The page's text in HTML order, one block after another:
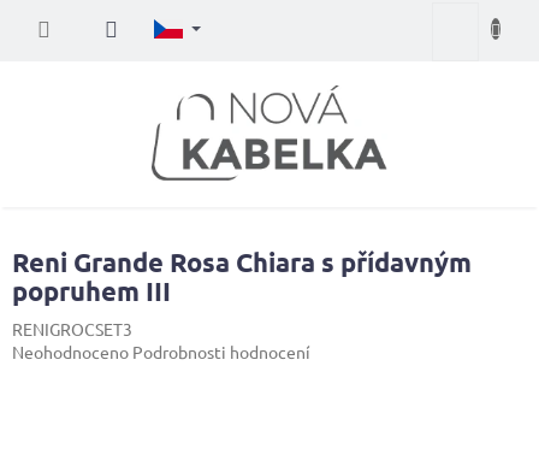
Nákupní
Reni Grande Rosa Chiara s přídavným
popruhem III
RENIGROCSET3
Průměrné
Neohodnoceno Podrobnosti hodnocení